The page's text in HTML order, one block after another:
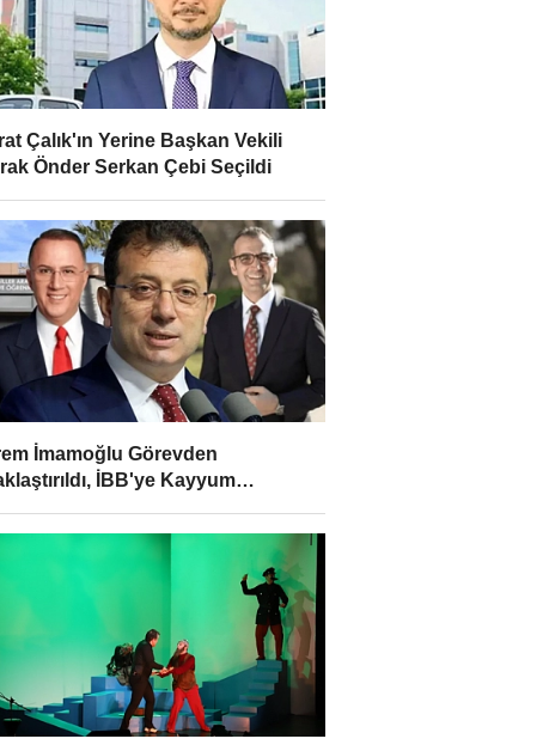
Çalık'ın Yerine Başkan Vekili
Önder Serkan Çebi Seçildi
İmamoğlu Görevden
İBB'ye Kayyum